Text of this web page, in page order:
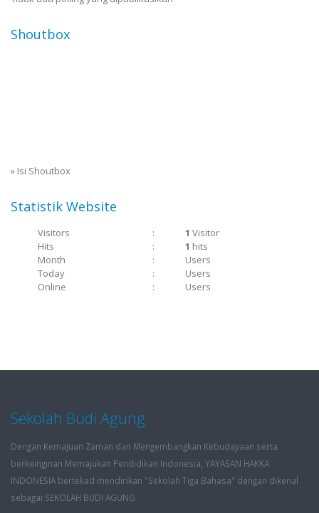
Shoutbox
» Isi Shoutbox
Statistik Website
Visitors : 1 Visitor
Hits
: 1 hits
Month
:
Users
Today
:
Users
Online
: Users
Sekolah Budi Agung
Dengan Kemajuan Zaman dan Mengembangkan Kebudayaan serta
berkeinginan Memajukan Pendidikan Indonesia, YAYASAN HAKKA
INDONESIA bertekad mendirikan "Sekolah Tiga Bahasa" dengan dikenal
sebagai SEKOLAH BUDI AGUNG